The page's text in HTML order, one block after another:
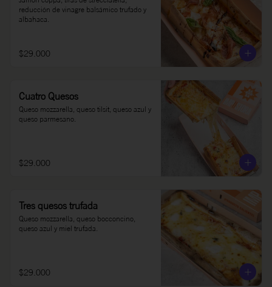
reducción de vinagre balsámico trufado y
albahaca.
$29.000
Cuatro Quesos
Queso mozzarella, queso tilsit, queso azul y
queso parmesano.
$29.000
Tres quesos trufada
Queso mozzarella, queso bocconcino,
queso azul y miel trufada.
$29.000